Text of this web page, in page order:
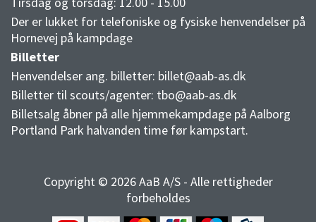
Der er lukket for telefoniske og fysiske henvendelser på
Hornevej på kampdage
Billetter
Henvendelser ang. billetter: billet@aab-as.dk
Billetter til scouts/agenter: tbo@aab-as.dk
Billetsalg åbner på alle hjemmekampdage på Aalborg
Portland Park halvanden time før kampstart.
Copyright © 2026 AaB A/S - Alle rettigheder
forbeholdes